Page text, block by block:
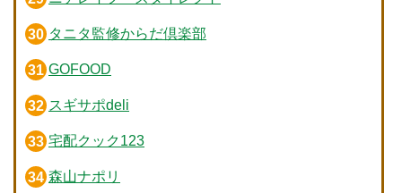
タニタ監修からだ倶楽部
GOFOOD
スギサポdeli
宅配クック123
森山ナポリ